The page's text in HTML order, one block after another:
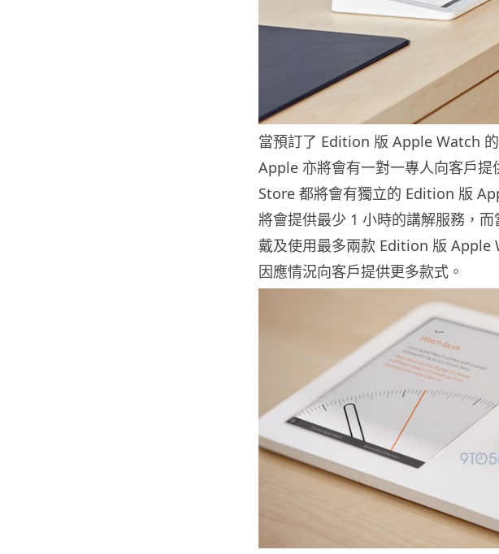
當預訂了 Edition 版 Apple Watch
Apple 亦將會有一對一專人向客戶
Store 都將會有獨立的 Edition 版
將會提供最少 1 小時的講解服務，
戴及使用最多兩款 Edition 版 Apple
因應情況向客戶提供更多款式。